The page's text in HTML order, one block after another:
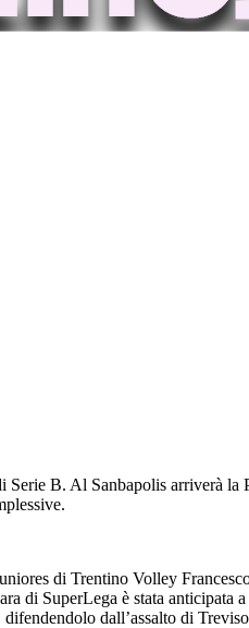
B. Al Sanbapolis arriverà
di Trentino Volley
di SuperLega è stata
dall’assalto di